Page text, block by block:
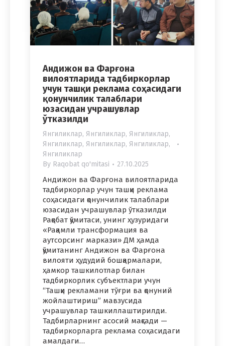
Андижон ва Фарғона
вилоятларида тадбиркорлар
учун ташқи реклама соҳасидаги
қонунчилик талаблари
юзасидан учрашувлар
ўтказилди
Янгиликлар, Янгиликлар, Янгиликлар,
Янгиликлар, Янгиликлар, Янгиликлар,
Янгиликлар
By Raqobat qo'mitasi 27.10.2025
Андижон ва Фарғона вилоятларида
тадбиркорлар учун ташқи реклама
соҳасидаги қонунчилик талаблари
юзасидан учрашувлар ўтказилди
Рақобат қўмитаси, унинг ҳузуридаги
«Рақамли трансформация ва
аутсорсинг маркази» ДМ ҳамда
қўмитанинг Андижон ва Фарғона
вилояти ҳудудий бошқармалари,
ҳамкор ташкилотлар билан
тадбиркорлик субъектлари учун
“Ташқи рекламани тўғри ва қонуний
жойлаштириш” мавзусида
учрашувлар ташкиллаштирилди.
Тадбирларнинг асосий мақсади —
тадбиркорларга реклама соҳасидаги
амалдаги…